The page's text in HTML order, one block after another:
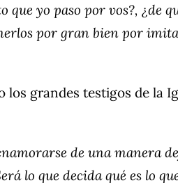
yo paso por vos?, ¿de
por gran bien por
grandes testigos de la
de una manera
lo que decida qué es lo